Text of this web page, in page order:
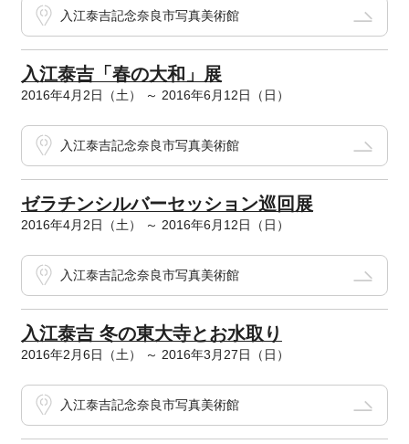
入江泰吉記念奈良市写真美術館
入江泰吉「春の大和」展
2016年4月2日（土） ～ 2016年6月12日（日）
入江泰吉記念奈良市写真美術館
ゼラチンシルバーセッション巡回展
2016年4月2日（土） ～ 2016年6月12日（日）
入江泰吉記念奈良市写真美術館
入江泰吉 冬の東大寺とお水取り
2016年2月6日（土） ～ 2016年3月27日（日）
入江泰吉記念奈良市写真美術館